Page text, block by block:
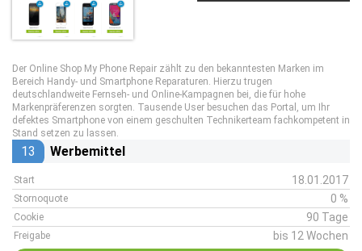
Der Online Shop My Phone Repair zählt zu den bekanntesten Marken im
Bereich Handy- und Smartphone Reparaturen. Hierzu trugen
deutschlandweite Fernseh- und Online-Kampagnen bei, die für hohe
Markenpräferenzen sorgten. Tausende User besuchen das Portal, um Ihr
defektes Smartphone von einem geschulten Technikerteam fachkompetent in
Stand setzen zu lassen.
13 Werbemittel
Start 18.01.2017
Stornoquote 0 %
Cookie 90 Tage
Freigabe bis 12 Wochen